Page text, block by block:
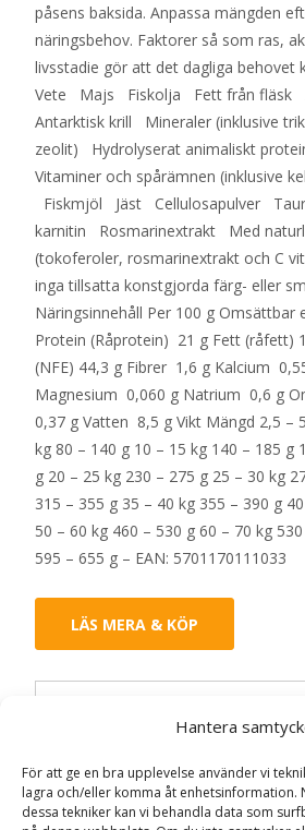
Hantera
För att ge en bra upplevelse använder vi
lagra och/eller komma åt enhetsinformation.
dessa tekniker kan vi behandla data som
påsens baksida. Anpassa mängden
näringsbehov. Faktorer så som ras,
livsstadie gör att det dagliga behovet
Vete Majs Fiskolja Fett från fläsk
Antarktisk krill Mineraler (inklusive
zeolit) Hydrolyserat animaliskt
Vitaminer och spårämnen (inklusive
Fiskmjöl Jäst Cellulosapulver
karnitin Rosmarinextrakt Med
(tokoferoler, rosmarinextrakt och C
inga tillsatta konstgjorda färg- eller
Näringsinnehåll Per 100 g Omsättbar
Protein (Råprotein) 21 g Fett (råfett)
(NFE) 44,3 g Fibrer 1,6 g Kalcium
Magnesium 0,060 g Natrium 0,6 g
0,37 g Vatten 8,5 g Vikt Mängd 2,5 –
kg 80 – 140 g 10 – 15 kg 140 – 185 g
g 20 – 25 kg 230 – 275 g 25 – 30 kg
315 – 355 g 35 – 40 kg 355 – 390 g
50 – 60 kg 460 – 530 g 60 – 70 kg
595 – 655 g – EAN: 5701170111033
LÄS MERA & KÖP
Recensioner (0)